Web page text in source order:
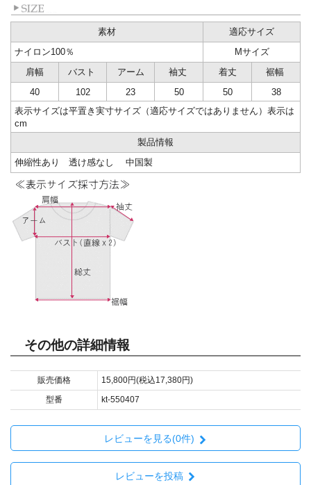
素材
適応サイズ
ナイロン100％
Mサイズ
肩幅
バスト アーム 袖丈 着丈
裾幅
40
102 23 50 50
38
表示サイズは平置き実寸サイズ（適応サイズではありません）表示は
cm
製品情報
伸縮性あり 透け感なし 中国製
その他の詳細情報
販売価格
15,800円(税込17,380円)
型番
kt-550407
レビューを見る(0件)
レビューを投稿